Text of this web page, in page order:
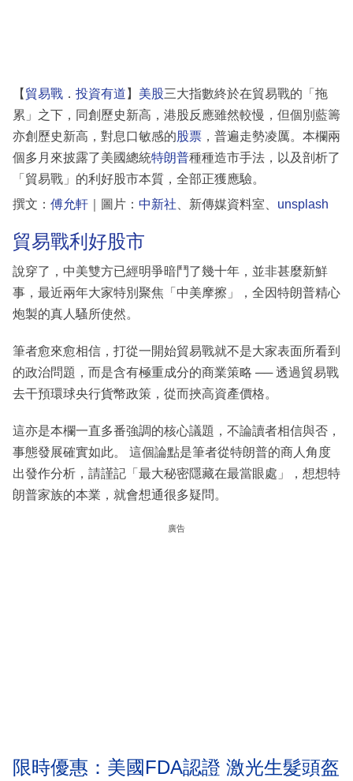
區
【 貿易戰 ． 投資有道 】 美股三大指數終於在貿易戰的「拖
累」之下，同創歷史新高，港股反應雖然較慢，但個別藍籌
亦創歷史新高，對息口敏感的 股票 ，普遍走勢凌厲。本欄兩
個多月來披露了美國總統特朗普種種造市手法，以及剖析了
「貿易戰」的利好股市本質，全部正獲應驗。
撰文： 傅允軒 ｜圖片： 中新社 、新傳媒資料室、 unsplash
貿易戰利好股市
說穿了，中美雙方已經明爭暗鬥了幾十年，並非甚麼新鮮
事，最近兩年大家特別聚焦「中美摩擦」，全因特朗普精心
炮製的真人騷所使然。
筆者愈來愈相信，打從一開始貿易戰就不是大家表面所看到
的政治問題，而是含有極重成分的商業策略 ── 透過貿易戰
去干預環球央行貨幣政策，從而挾高資產價格。
這亦是本欄一直多番強調的核心議題，不論讀者相信與否，
事態發展確實如此。 這個論點是筆者從特朗普的商人角度
出發作分析，請謹記「最大秘密隱藏在最當眼處」，想想特
朗普家族的本業，就會想通很多疑問。
廣告
限時優惠：美國FDA認證 激光生髮頭盔